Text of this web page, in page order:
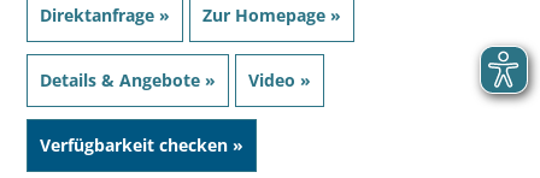
Direktanfrage » Zur Homepage »
Details & Angebote » Video »
Verfügbarkeit checken »